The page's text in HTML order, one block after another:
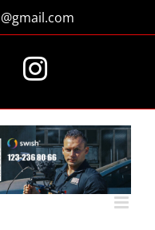
Instagram